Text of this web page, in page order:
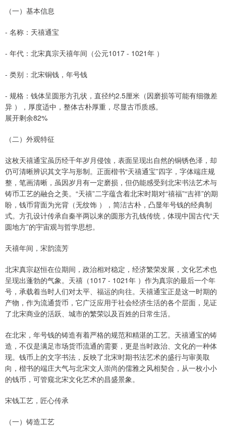
（一）基本信息
- 名称：天禧通宝
- 年代：北宋真宗天禧年间（公元1017 - 1021年 ）
- 类别：北宋铜钱，年号钱
- 规格：钱体呈圆形方孔状，直径约2.5厘米（因磨损等可能有细微差
异 ），厚度适中，整体古朴厚重，尽显古币质感。
展开剩余82%
（二）外观特征
这枚天禧通宝虽历经千年岁月侵蚀，表面呈现出自然的铜锈色泽，却
仍可清晰辨识其文字与形制。正面楷书“天禧通宝”四字，字体端庄规
整，笔画清晰，虽因岁月有一定磨损，但仍能感受到北宋书法艺术与
铸币工艺的融合之美。“天禧”二字蕴含着北宋时期对“禧福”“吉祥”的期
盼，钱币背面为光背（无纹饰 ），简洁古朴，凸显年号钱的经典制
式。方孔设计传承自秦半两以来的圆形方孔钱传统，体现中国古代“天
圆地方”的宇宙观与哲学思想。
天禧年间，宋韵流芳
北宋真宗赵恒在位期间，政治相对稳定，经济繁荣发展，文化艺术也
呈现出蓬勃的气象。天禧（1017 - 1021年 ）作为真宗的最后一个年
号，承载着当时人们对太平、福运的向往。天禧通宝正是这一时期的
产物，作为流通货币，它广泛应用于社会经济生活的各个层面，见证
了北宋商业的活跃、城市的繁荣以及百姓的日常生活。
在北宋，年号钱的铸造有着严格的规范和精湛的工艺。天禧通宝的铸
造，不仅是满足市场货币流通的需要，更是当时政治、文化的一种体
现。钱币上的文字书法，反映了北宋时期书法艺术的盛行与审美取
向，楷书的端庄大气与北宋文人崇尚的儒雅之风相契合，从一枚小小
的钱币，可管窥北宋文化艺术的昌盛景象。
宋钱工艺，匠心传承
（一）铸造工艺